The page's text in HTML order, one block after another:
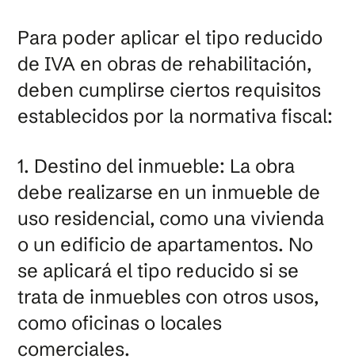
Para poder aplicar el tipo reducido
de IVA en obras de rehabilitación,
deben cumplirse ciertos requisitos
establecidos por la normativa fiscal:
1. Destino del inmueble: La obra
debe realizarse en un inmueble de
uso residencial, como una vivienda
o un edificio de apartamentos. No
se aplicará el tipo reducido si se
trata de inmuebles con otros usos,
como oficinas o locales
comerciales.